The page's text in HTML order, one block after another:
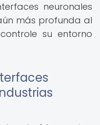
neuronales
más profunda al
su entorno